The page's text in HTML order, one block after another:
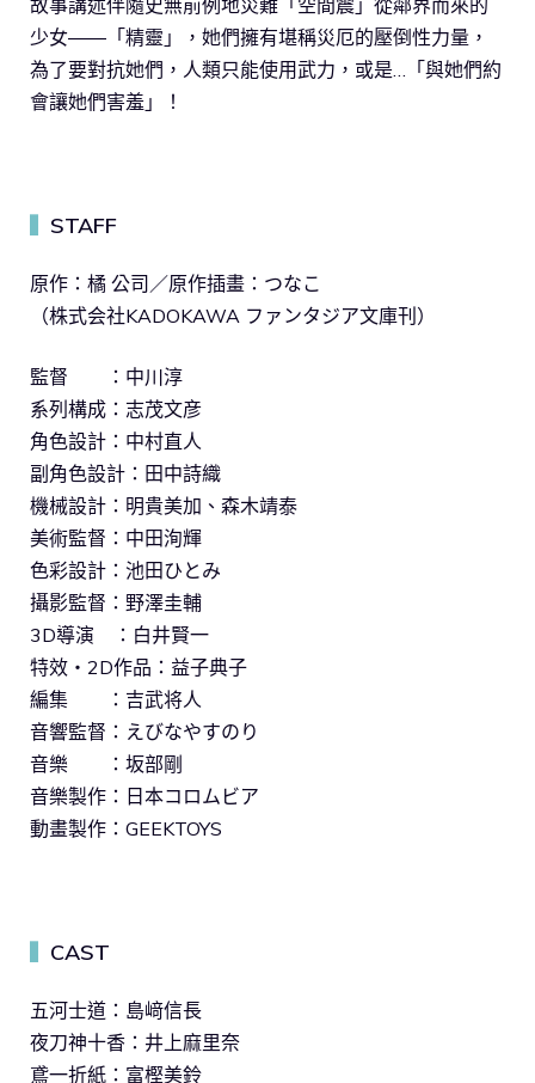
故事講述伴隨史無前例地災難「空間震」從鄰界而來的
少女――「精靈」，她們擁有堪稱災厄的壓倒性力量，
為了要對抗她們，人類只能使用武力，或是…「與她們約
會讓她們害羞」！
STAFF
原作：橘 公司／原作插畫：つなこ
（株式会社KADOKAWA ファンタジア文庫刊）
監督 ：中川淳
系列構成：志茂文彦
角色設計：中村直人
副角色設計：田中詩織
機械設計：明貴美加、森木靖泰
美術監督：中田洵輝
色彩設計：池田ひとみ
攝影監督：野澤圭輔
3D導演 ：白井賢一
特效・2D作品：益子典子
編集 ：吉武将人
音響監督：えびなやすのり
音樂 ：坂部剛
音樂製作：日本コロムビア
動畫製作：GEEKTOYS
CAST
五河士道：島﨑信長
夜刀神十香：井上麻里奈
鳶一折紙：富樫美鈴